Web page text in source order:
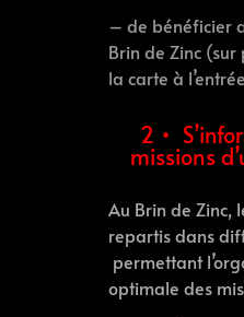
– de bénéficier
Brin de Zinc
la carte à
2 •
missions
Au Brin de Zinc,
repartis dans
permettant
optimale des